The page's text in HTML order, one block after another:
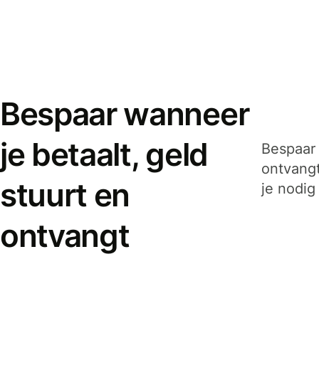
Bespaar wanneer
je betaalt, geld
stuurt en
ontvangt
je